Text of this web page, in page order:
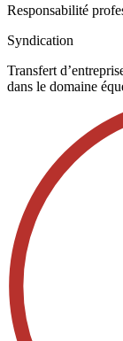
Responsabilité
Syndication
Transfert
dans le domaine